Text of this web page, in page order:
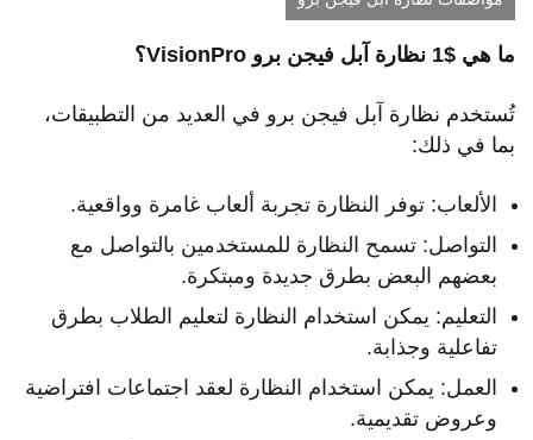
ما هي $1 نظارة آبل فيجن برو VisionPro؟
تُستخدم نظارة آبل فيجن برو في العديد من التطبيقات،
بما في ذلك:
الألعاب: توفر النظارة تجربة ألعاب غامرة وواقعية.
التواصل: تسمح النظارة للمستخدمين بالتواصل مع
بعضهم البعض بطرق جديدة ومبتكرة.
التعليم: يمكن استخدام النظارة لتعليم الطلاب بطرق
تفاعلية وجذابة.
العمل: يمكن استخدام النظارة لعقد اجتماعات افتراضية
وعروض تقديمية.